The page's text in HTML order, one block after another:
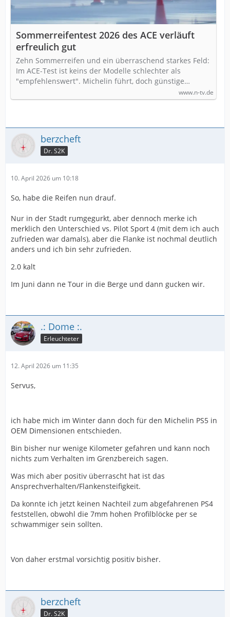
Sommerreifentest 2026 des ACE verläuft
erfreulich gut
Zehn Sommerreifen und ein überraschend starkes Feld:
Im ACE-Test ist keins der Modelle schlechter als
"empfehlenswert". Michelin führt, doch günstige…
www.n-tv.de
berzcheft
Dr. S2K
10. April 2026 um 10:18
So, habe die Reifen nun drauf.
Nur in der Stadt rumgegurkt, aber dennoch merke ich
merklich den Unterschied vs. Pilot Sport 4 (mit dem ich auch
zufrieden war damals), aber die Flanke ist nochmal deutlich
anders und ich bin sehr zufrieden.
2.0 kalt
Im Juni dann ne Tour in die Berge und dann gucken wir.
.: Dome :.
Erleuchteter
12. April 2026 um 11:35
Servus,
ich habe mich im Winter dann doch für den Michelin PS5 in
OEM Dimensionen entschieden.
Bin bisher nur wenige Kilometer gefahren und kann noch
nichts zum Verhalten im Grenzbereich sagen.
Was mich aber positiv überrascht hat ist das
Ansprechverhalten/Flankensteifigkeit.
Da konnte ich jetzt keinen Nachteil zum abgefahrenen PS4
feststellen, obwohl die 7mm hohen Profilblöcke per se
schwammiger sein sollten.
Von daher erstmal vorsichtig positiv bisher.
berzcheft
Dr. S2K